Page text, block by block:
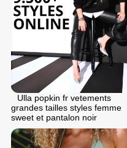
Ulla popkin fr vetements
grandes tailles styles femme
sweet et pantalon noir